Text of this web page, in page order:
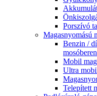
Porszívó
Magasnyomású
Benzin /
Mobil
Ultra
Telepített